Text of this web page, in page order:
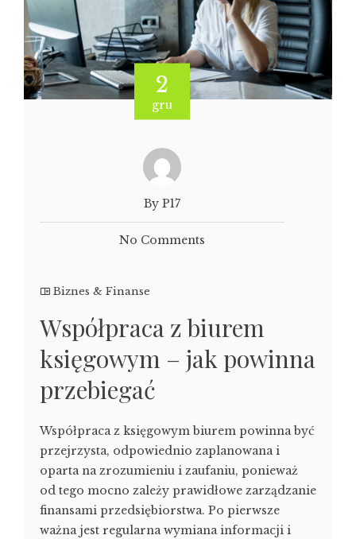
2
gru
By P17
No Comments
Biznes & Finanse
Współpraca z biurem
księgowym – jak powinna
przebiegać
Współpraca z księgowym biurem powinna być
przejrzysta, odpowiednio zaplanowana i
oparta na zrozumieniu i zaufaniu, ponieważ
od tego mocno zależy prawidłowe zarządzanie
finansami przedsiębiorstwa. Po pierwsze
ważna jest regularna wymiana informacji i